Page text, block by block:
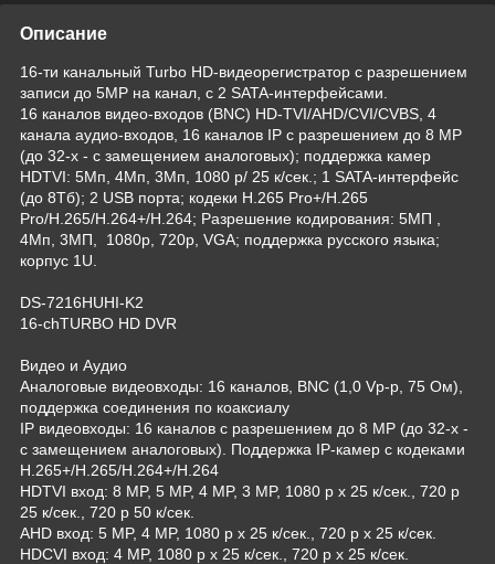
Описание
16-ти канальный Turbo HD-видеорегистратор с разрешением
записи до 5MP на канал, с 2 SATA-интерфейсами.
16 каналов видео-входов (BNC) HD-TVI/AHD/CVI/CVBS, 4
канала аудио-входов, 16 каналов IP с разрешением до 8 MP
(до 32-х - с замещением аналоговых); поддержка камер
HDTVI: 5Мп, 4Мп, 3Мп, 1080 p/ 25 к/сек.; 1 SATA-интерфейс
(до 8Тб); 2 USB порта; кодеки H.265 Pro+/H.265
Pro/H.265/H.264+/H.264; Разрешение кодирования: 5МП ,
4Мп, 3МП, 1080р, 720р, VGA; поддержка русского языка;
корпус 1U.
DS-7216HUHI-K2
16-chTURBO HD DVR
Видео и Аудио
Аналоговые видеовходы: 16 каналов, BNC (1,0 Vр-р, 75 Ом),
поддержка соединения по коаксиалу
IP видеовходы: 16 каналов с разрешением до 8 MP (до 32-х -
с замещением аналоговых). Поддержка IP-камер с кодеками
H.265+/H.265/H.264+/H.264
HDTVI вход: 8 MP, 5 MP, 4 MP, 3 MP, 1080 p х 25 к/сек., 720 p
25 к/сек., 720 p 50 к/сек.
AHD вход: 5 MP, 4 MP, 1080 p х 25 к/сек., 720 p х 25 к/сек.
HDCVI вход: 4 MP, 1080 p х 25 к/сек., 720 p х 25 к/сек.